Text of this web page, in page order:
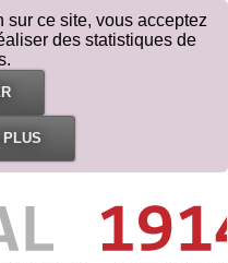
sur ce site, vous acceptez
des statistiques de
PLUS